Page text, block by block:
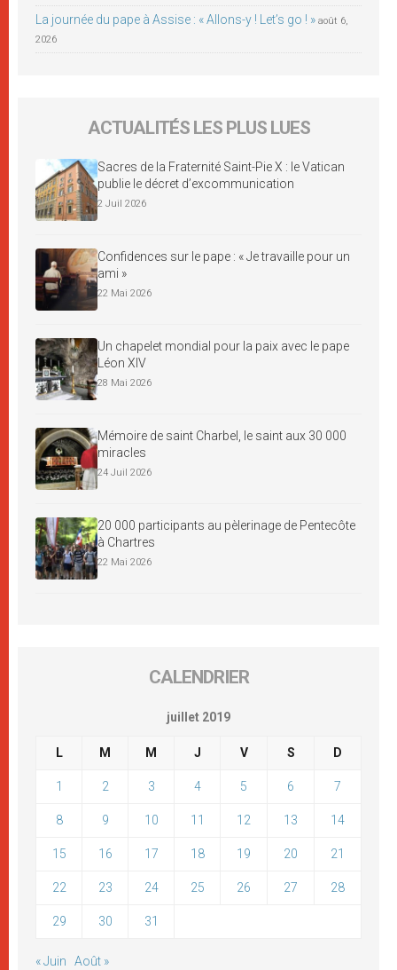
La journée du pape à Assise : « Allons-y ! Let’s go ! » août 6,
2026
ACTUALITÉS LES PLUS LUES
Sacres de la Fraternité Saint-Pie X : le Vatican
publie le décret d’excommunication
2 Juil 2026
Confidences sur le pape : « Je travaille pour un
ami »
22 Mai 2026
Un chapelet mondial pour la paix avec le pape
Léon XIV
28 Mai 2026
Mémoire de saint Charbel, le saint aux 30 000
miracles
24 Juil 2026
20 000 participants au pèlerinage de Pentecôte
à Chartres
22 Mai 2026
CALENDRIER
juillet 2019
L M M J V S D
1 2 3 4 5 6 7
8 9 10 11 12 13 14
15 16 17 18 19 20 21
22 23 24 25 26 27 28
29 30 31
« Juin Août »